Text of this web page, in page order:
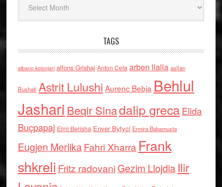
TAGS
albano kolonjari alfons Grishaj Anton Cefa arben llalla asllan
Bushati Astrit Lulushi Aurenc Bebja Behlul
Jashari Beqir Sinadalip grecaElida
Buçpapaj Elmi Berisha Enver Bytyci Ermira Babamusta
Eugjen MerlikaFahri Xharra Frank
shkreli Fritz radovaniGezim Llojdia Ilir